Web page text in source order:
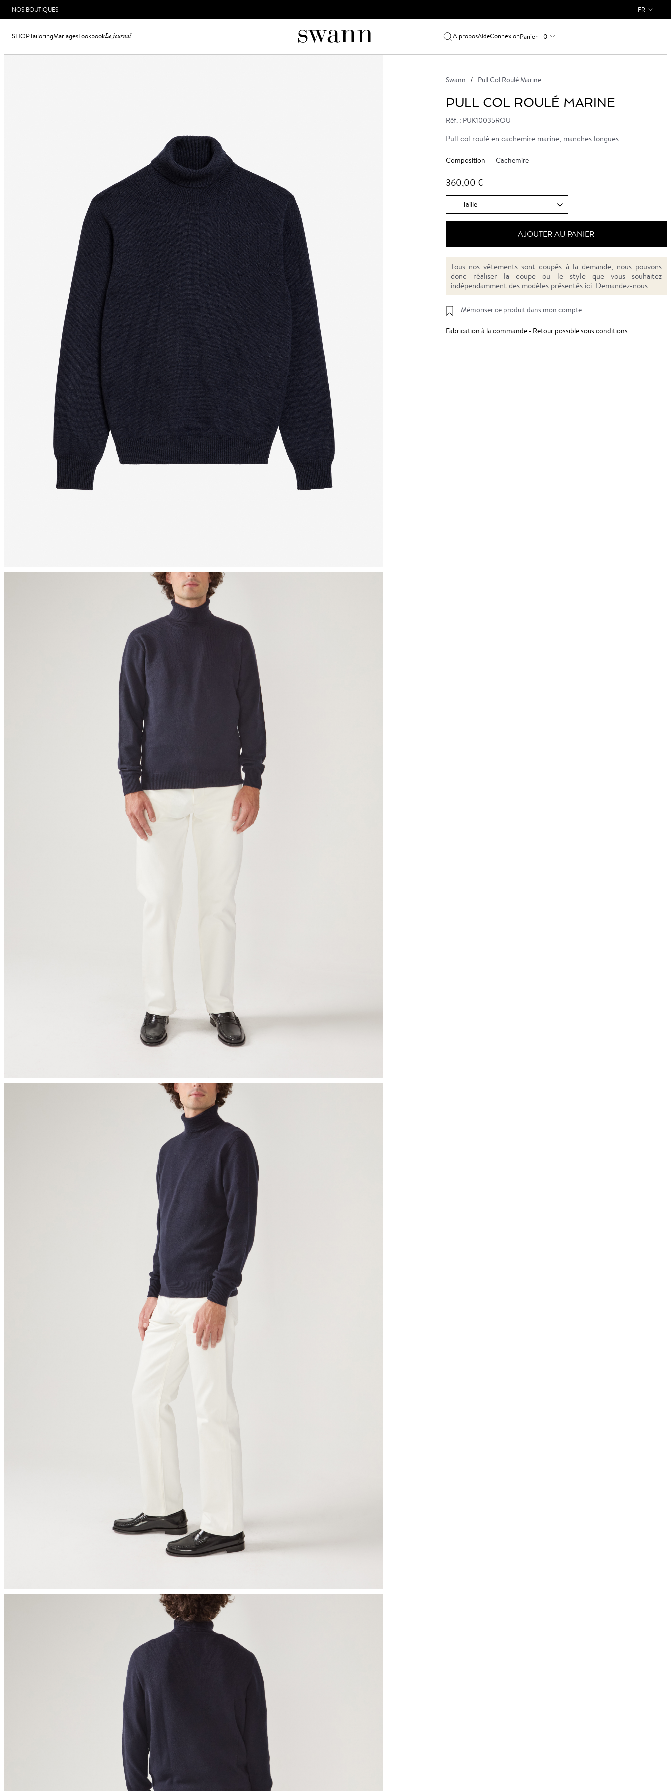
NOS BOUTIQUES FR
SHOPTailoringMariagesLookbookLe journal A proposAideConnexionPanier - 0
Swann Pull Col Roulé Marine
PULL COL ROULÉ MARINE
Réf. : PUK10035ROU
Pull col roulé en cachemire marine, manches longues.
Composition Cachemire
360,00 €
AJOUTER AU PANIER
Tous nos vêtements sont coupés à la demande, nous pouvons
donc réaliser la coupe ou le style que vous souhaitez
indépendamment des modèles présentés ici. Demandez-nous.
Mémoriser ce produit dans mon compte
Fabrication à la commande - Retour possible sous conditions